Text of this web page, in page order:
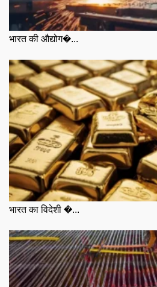
भारत की औद्योग�...
भारत का विदेशी �...